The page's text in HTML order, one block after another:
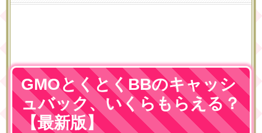
GMOとくとくBBのキャッシ
ュバック、いくらもらえる？
【最新版】